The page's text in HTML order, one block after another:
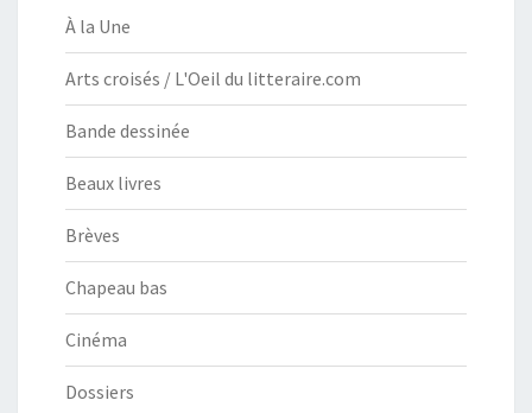
À la Une
Arts croisés / L'Oeil du litteraire.com
Bande dessinée
Beaux livres
Brèves
Chapeau bas
Cinéma
Dossiers